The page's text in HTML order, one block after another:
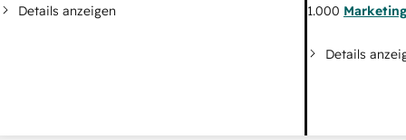
Details anzeigen
1.000
Details